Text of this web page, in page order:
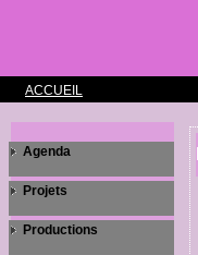
ACCUEIL
Agenda
Projets
Productions